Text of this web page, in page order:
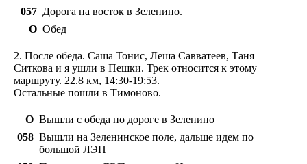
057 Дорога на восток в Зеленино.
O Обед
2. После обеда. Саша Тонис, Леша Савватеев, Таня
Ситкова и я ушли в Пешки. Трек относится к этому
маршруту. 22.8 км, 14:30-19:53.
Остальные пошли в Тимоново.
O Вышли с обеда по дороге в Зеленино
058 Вышли на Зеленинское поле, дальше идем по
большой ЛЭП